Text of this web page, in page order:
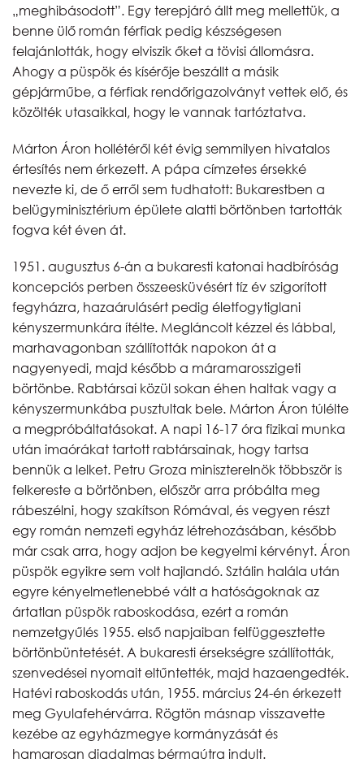
„meghibásodott”. Egy terepjáró állt meg mellettük, a
benne ülő román férfiak pedig készségesen
felajánlották, hogy elviszik őket a tövisi állomásra.
Ahogy a püspök és kísérője beszállt a másik
gépjárműbe, a férfiak rendőrigazolványt vettek elő, és
közölték utasaikkal, hogy le vannak tartóztatva.
Márton Áron hollétéről két évig semmilyen hivatalos
értesítés nem érkezett. A pápa címzetes érsekké
nevezte ki, de ő erről sem tudhatott: Bukarestben a
belügyminisztérium épülete alatti börtönben tartották
fogva két éven át.
1951. augusztus 6-án a bukaresti katonai hadbíróság
koncepciós perben összeesküvésért tíz év szigorított
fegyházra, hazaárulásért pedig életfogytiglani
kényszermunkára ítélte. Megláncolt kézzel és lábbal,
marhavagonban szállították napokon át a
nagyenyedi, majd később a máramarosszigeti
börtönbe. Rabtársai közül sokan éhen haltak vagy a
kényszermunkába pusztultak bele. Márton Áron túlélte
a megpróbáltatásokat. A napi 16-17 óra fizikai munka
után imaórákat tartott rabtársainak, hogy tartsa
bennük a lelket. Petru Groza miniszterelnök többször is
felkereste a börtönben, először arra próbálta meg
rábeszélni, hogy szakítson Rómával, és vegyen részt
egy román nemzeti egyház létrehozásában, később
már csak arra, hogy adjon be kegyelmi kérvényt. Áron
püspök egyikre sem volt hajlandó. Sztálin halála után
egyre kényelmetlenebbé vált a hatóságoknak az
ártatlan püspök raboskodása, ezért a román
nemzetgyűlés 1955. első napjaiban felfüggesztette
börtönbüntetését. A bukaresti érsekségre szállították,
szenvedései nyomait eltűntették, majd hazaengedték.
Hatévi raboskodás után, 1955. március 24-én érkezett
meg Gyulafehérvárra. Rögtön másnap visszavette
kezébe az egyházmegye kormányzását és
hamarosan diadalmas bérmaútra indult.